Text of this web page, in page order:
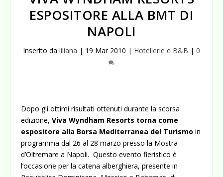
ESPOSITORE ALLA BMT DI
NAPOLI
Inserito da liliana | 19 Mar 2010 | Hotellerie e B&B | 0
Dopo gli ottimi risultati ottenuti durante la scorsa
edizione,Viva Wyndham Resorts torna come
espositore alla Borsa Mediterranea del Turismoin
programma dal 26 al 28 marzo presso la Mostra
d’Oltremare a Napoli.Questo evento fieristico è
l’occasione per la catena alberghiera, presente in